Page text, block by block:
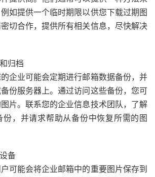
如提供一个临时期限以供您下载过期图
切合作，提供所有相关信息，尽快解决
归档
企业可能会定期进行邮箱数据备份，并
份服务器上。通过访问这些备份，您可
片。联系您的企业信息技术团队，了解
份，并请求帮助从备份中恢复所需的图
备
可能会将企业邮箱中的重要图片保存到